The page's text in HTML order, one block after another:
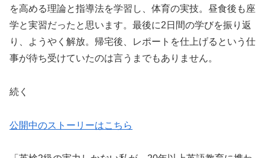
を高める理論と指導法を学習し、体育の実技。昼食後も座
学と実習だったと思います。最後に2日間の学びを振り返
り、ようやく解放。帰宅後、レポートを仕上げるという仕
事が待ち受けていたのは言うまでもありません。
続く
公開中のストーリーはこちら